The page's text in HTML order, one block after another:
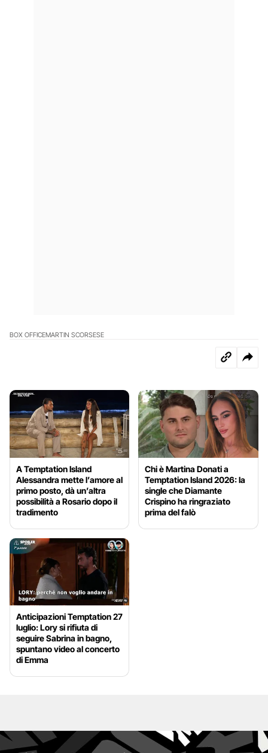
BOX OFFICEMARTIN SCORSESE
A Temptation Island
Alessandra mette l’amore al
primo posto, dà un’altra
possibilità a Rosario dopo il
tradimento
Chi è Martina Donati a
Temptation Island 2026: la
single che Diamante
Crispino ha ringraziato
prima del falò
Anticipazioni Temptation 27
luglio: Lory si rifiuta di
seguire Sabrina in bagno,
spuntano video al concerto
di Emma